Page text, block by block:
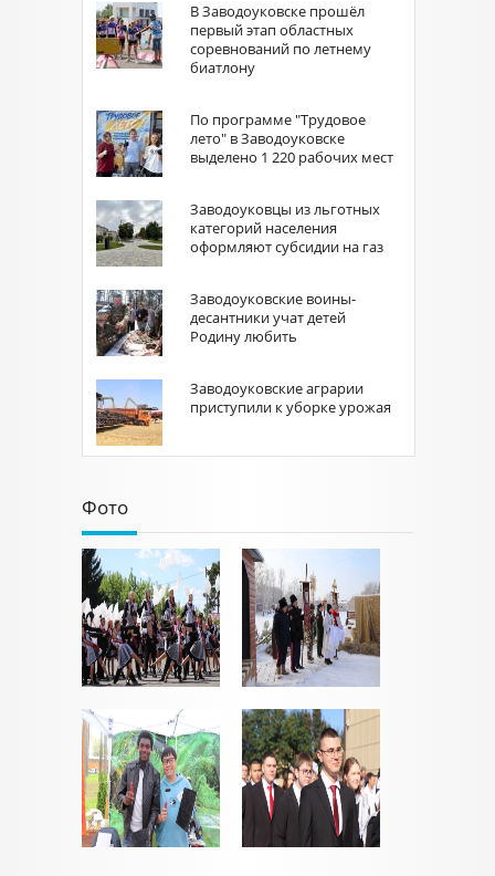
В Заводоуковске прошёл
первый этап областных
соревнований по летнему
биатлону
По программе "Трудовое
лето" в Заводоуковске
выделено 1 220 рабочих мест
Заводоуковцы из льготных
категорий населения
оформляют субсидии на газ
Заводоуковские воины-
десантники учат детей
Родину любить
Заводоуковские аграрии
приступили к уборке урожая
Фото